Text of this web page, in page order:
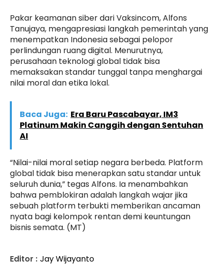
Pakar keamanan siber dari Vaksincom, Alfons
Tanujaya, mengapresiasi langkah pemerintah yang
menempatkan Indonesia sebagai pelopor
perlindungan ruang digital. Menurutnya,
perusahaan teknologi global tidak bisa
memaksakan standar tunggal tanpa menghargai
nilai moral dan etika lokal.
Baca Juga: Era Baru Pascabayar, IM3
Platinum Makin Canggih dengan Sentuhan
AI
“Nilai-nilai moral setiap negara berbeda. Platform
global tidak bisa menerapkan satu standar untuk
seluruh dunia,” tegas Alfons. Ia menambahkan
bahwa pemblokiran adalah langkah wajar jika
sebuah platform terbukti memberikan ancaman
nyata bagi kelompok rentan demi keuntungan
bisnis semata. (MT)
Editor : Jay Wijayanto